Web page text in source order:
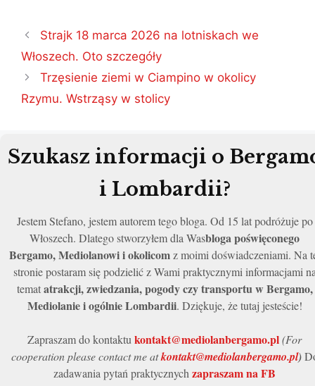
Nawigacja
wpisu
Strajk 18 marca 2026 na lotniskach we
Włoszech. Oto szczegóły
Trzęsienie ziemi w Ciampino w okolicy
Rzymu. Wstrząsy w stolicy
Szukasz informacji o
i Lombardii?
Jestem Stefano, jestem autorem tego bloga. Od 15 lat podróżuje po
Włoszech. Dlatego stworzyłem dla Wasbloga poświęconego
Bergamo, Mediolanowi i okolicomz moimi doświadczeniami. Na
stronie postaram się podzielić z Wami praktycznymi informacjami
tematatrakcji, zwiedzania, pogody czy transportu w Bergamo,
Mediolanie i ogólnie Lombardii. Dziękuje, że tutaj jesteście!
Zapraszam do kontaktukontakt@mediolanbergamo.pl(For
cooperation please contact me atkontakt@mediolanbergamo.pl)
zadawania pytań praktycznychzapraszam na FB